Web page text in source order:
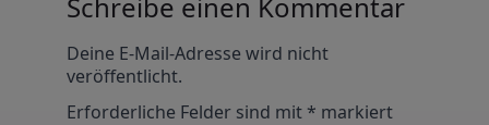
Deine E-Mail-Adresse wird nicht
veröffentlicht.
Erforderliche Felder sind mit * markiert